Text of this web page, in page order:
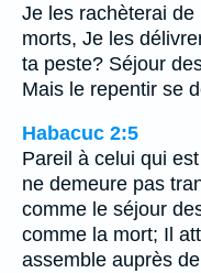
Je les rachèterai
morts, Je les
ta peste? Séjour
Mais le repentir se
Habacuc 2:5
Pareil à celui qui
ne demeure pas
comme le séjour
comme la mort; Il
assemble auprès